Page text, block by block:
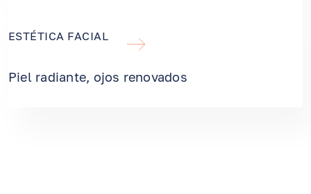
ESTÉTICA FACIAL
Piel radiante, ojos renovados